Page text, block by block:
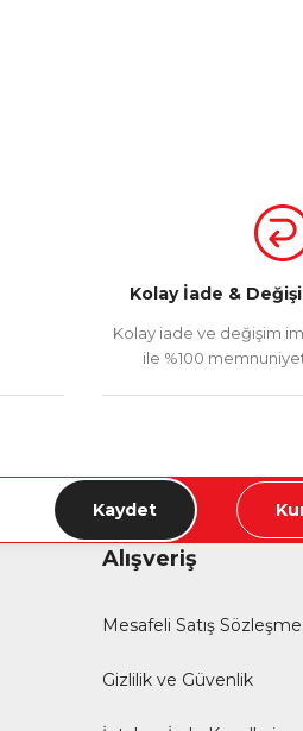
Kolay İade &
Kolay iade ve değişim
ile %100
Kaydet
Alışveriş
Mesafeli Satış
Gizlilik ve Güvenlik